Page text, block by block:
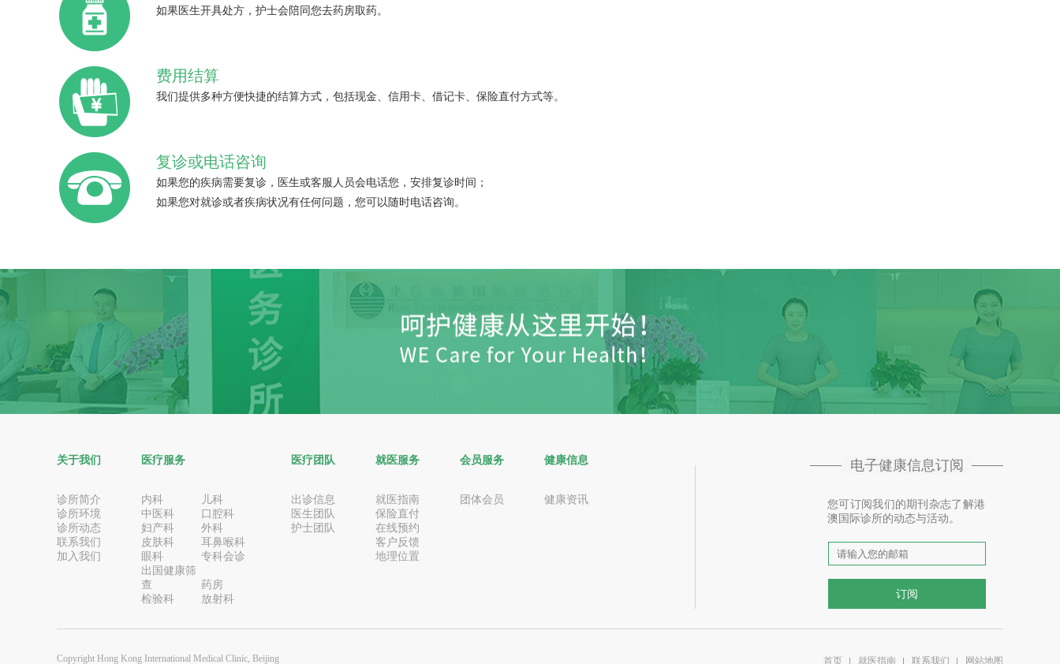
如果医生开具处方，护士会陪同您去药房取药。
费用结算
我们提供多种方便快捷的结算方式，包括现金、信用卡、借记卡、保险直付方式等。
复诊或电话咨询
如果您的疾病需要复诊，医生或客服人员会电话您，安排复诊时间；
如果您对就诊或者疾病状况有任何问题，您可以随时电话咨询。
关于我们
诊所简介
诊所环境
诊所动态
联系我们
加入我们
医疗服务
内科
儿科
中医科
口腔科
妇产科
外科
皮肤科
耳鼻喉科
眼科
专科会诊
出国健康筛
查
药房
检验科
放射科
医疗团队
出诊信息
医生团队
护士团队
就医服务
就医指南
保险直付
在线预约
客户反馈
地理位置
会员服务
团体会员
健康信息
健康资讯
电子健康信息订阅
您可订阅我们的期刊杂志了解港
澳国际诊所的动态与活动。
Copyright Hong Kong International Medical Clinic, Beijing 首页 就医指南 联系我们 网站地图